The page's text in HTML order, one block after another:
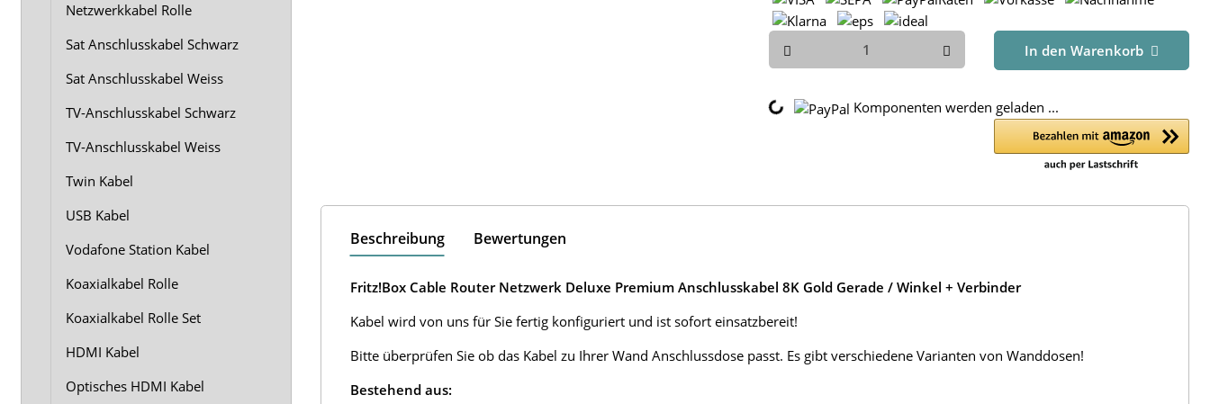
In den Warenkorb
Loading... Komponenten werden geladen ...
Beschreibung Bewertungen
Fritz!Box Cable Router Netzwerk Deluxe Premium Anschlusskabel 8K Gold Gerade / Winkel + Verbinder
Kabel wird von uns für Sie fertig konfiguriert und ist sofort einsatzbereit!
Bitte überprüfen Sie ob das Kabel zu Ihrer Wand Anschlussdose passt. Es gibt verschiedene Varianten von Wanddosen!
Bestehend aus:
Netzwerkkabel Rolle
Sat Anschlusskabel Schwarz
Sat Anschlusskabel Weiss
TV-Anschlusskabel Schwarz
TV-Anschlusskabel Weiss
Twin Kabel
USB Kabel
Vodafone Station Kabel
Koaxialkabel Rolle
Koaxialkabel Rolle Set
HDMI Kabel
Optisches HDMI Kabel